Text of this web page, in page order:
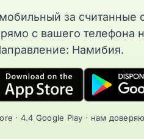
за
с вашего телефона
Намибия.
· 4.4 Google Play · нам